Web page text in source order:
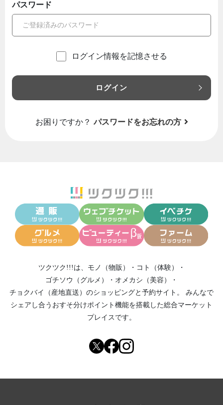
パスワード
ログイン情報を記憶させる
ログイン
お困りですか？ パスワードをお忘れの方
ツクツク!!!は、 モノ（物販） ・ コト（体験）
・
ゴチソウ（グルメ）
・ オメカシ（美容）
・
チョクバイ（産地直送） のショッピングと予約サイト。
みんなで
シェアし合う おすそ分けポイント機能を搭載した総合マーケット
プレイスです。